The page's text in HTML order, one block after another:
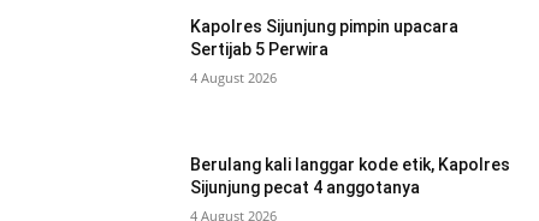
Kapolres Sijunjung pimpin upacara
Sertijab 5 Perwira
4 August 2026
Berulang kali langgar kode etik, Kapolres
Sijunjung pecat 4 anggotanya
4 August 2026